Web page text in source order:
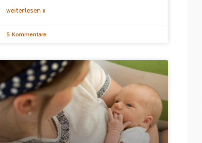
weiterlesen »
5 Kommentare